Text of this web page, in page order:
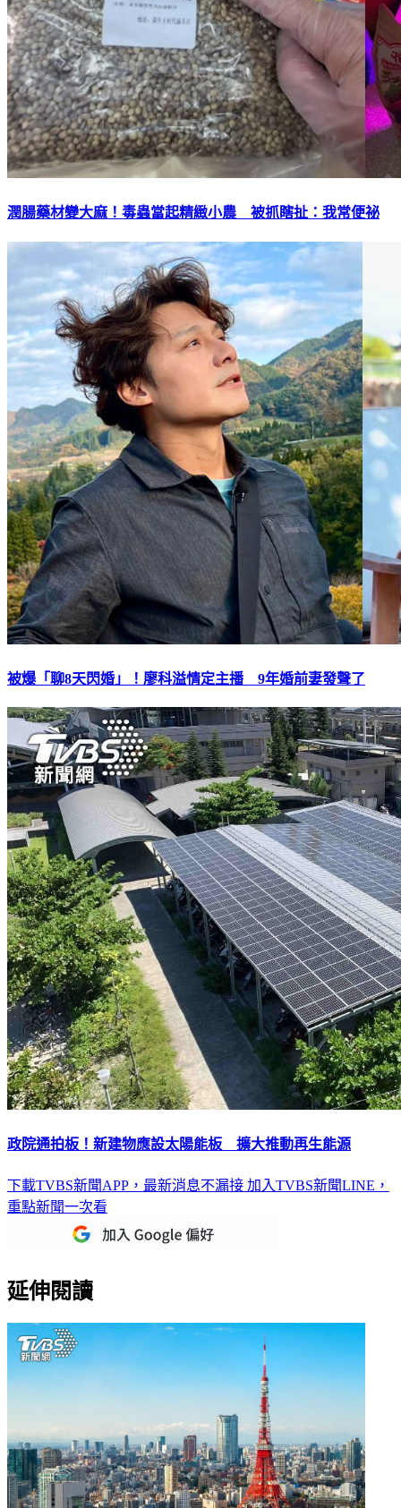
潤腸藥材變大麻！毒蟲當起精緻小農 被抓瞎扯：我常便祕
被爆「聊8天閃婚」！廖科溢情定主播 9年婚前妻發聲了
政院通拍板！新建物應設太陽能板 擴大推動再生能源
下載TVBS新聞APP，最新消息不漏接 加入TVBS新聞LINE，
重點新聞一次看
延伸閱讀